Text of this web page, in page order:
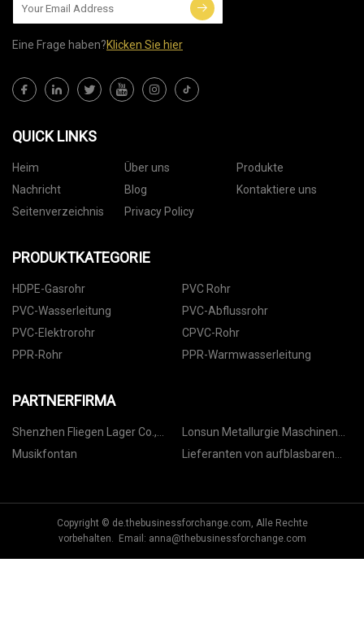
Eine Frage haben?Klicken Sie hier
QUICK LINKS
Heim Über uns
Produkte
Nachricht
Blog
Kontaktiere uns
Seitenverzeichnis
Privacy Policy
PRODUKTKATEGORIE
HDPE-Gasrohr
PVC Rohr
PVC-Wasserleitung
PVC-Abflussrohr
PVC-Elektrorohr
CPVC-Rohr
PPR-Rohr
PPR-Warmwasserleitung
PARTNERFIRMA
Shenzhen Fliegen Lager Co.,
GmbH.
Lonsun Metallurgie Maschinen
Corp.
Musikfontan
Lieferanten von aufblasbaren
Copyright © de.thebusinessforchange.com, Alle Rechte
vorbehalten. Email: anna@thebusinessforchange.com